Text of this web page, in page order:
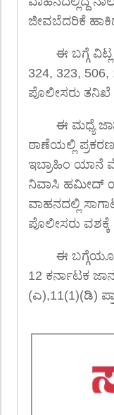
ಜೀವಬೆದರಿಕೆ
ಈ ಬಗ್ಗೆ
324, 323,
ಪೊಲೀಸರು ತನಿಖೆ
ಈ ಮಧ್ಯೆ
ಠಾಣೆಯಲ್ಲಿ
ಇಬ್ರಾಹಿಂ ಯಾನೆ
ನಿವಾಸಿ ಹಮೀದ್
ವಾಹನದಲ್ಲಿ
ಪೊಲೀಸರು
ಈ ಬಗ್ಗೆಯೂ
12 ಕರ್ನಾಟಕ
(ಎ),11(1)(ಡಿ)